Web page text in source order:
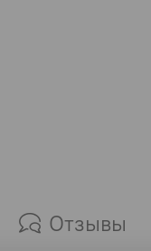
Отзывы